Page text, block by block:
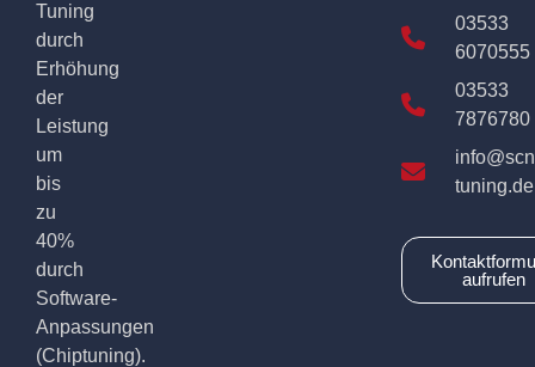
Tuning
durch
Erhöhung
der
Leistung
um
bis
zu
40%
durch
Software-
Anpassungen
(Chiptuning).
03533
6070555
03533
7876780
tuning.de
aufrufen